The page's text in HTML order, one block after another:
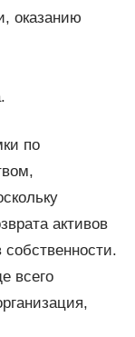
оказанию
по
активов
всего